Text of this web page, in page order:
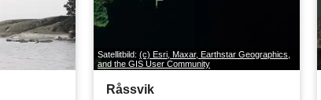
Satellitbild:(c) Esri, Maxar, Earthstar Geographics,
and the GIS User Community
Råssvik